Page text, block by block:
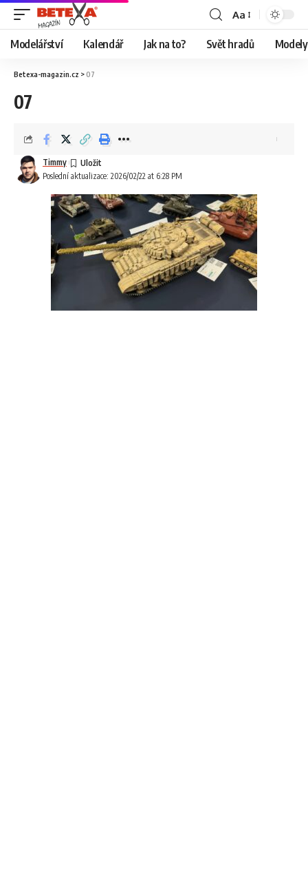
Aa
Modelářství Kalendář Jak na to? Svět hradů
Betexa-magazin.cz >07
07
Poslední aktualizace: 2026/02/22 at 6:28 PM
Timmy